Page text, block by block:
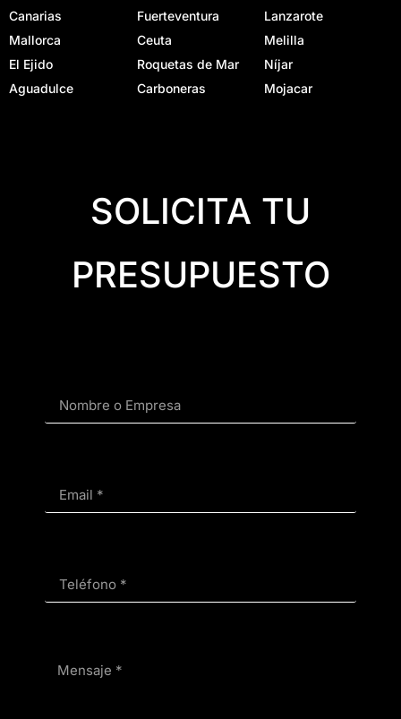
Canarias
Fuerteventura
Lanzarote
Mallorca
Ceuta
Melilla
El Ejido
Roquetas de Mar
Níjar
Aguadulce
Carboneras Mojacar
SOLICITA TU
PRESUPUESTO